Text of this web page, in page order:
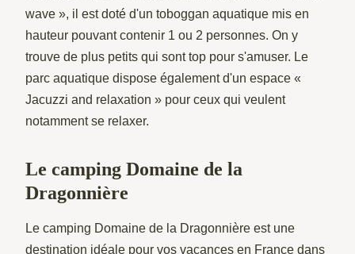
wave », il est doté d'un toboggan aquatique mis en
hauteur pouvant contenir 1 ou 2 personnes. On y
trouve de plus petits qui sont top pour s'amuser. Le
parc aquatique dispose également d'un espace «
Jacuzzi and relaxation » pour ceux qui veulent
notamment se relaxer.
Le camping Domaine de la
Dragonnière
Le camping Domaine de la Dragonnière est une
destination idéale pour vos vacances en France dans